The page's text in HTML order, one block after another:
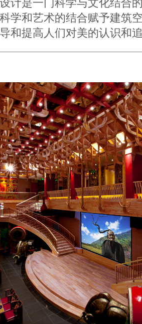
计是一门科学与文化结合
学和艺术的结合赋予建筑
和提高人们对美的认识和